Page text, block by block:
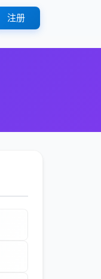
注册